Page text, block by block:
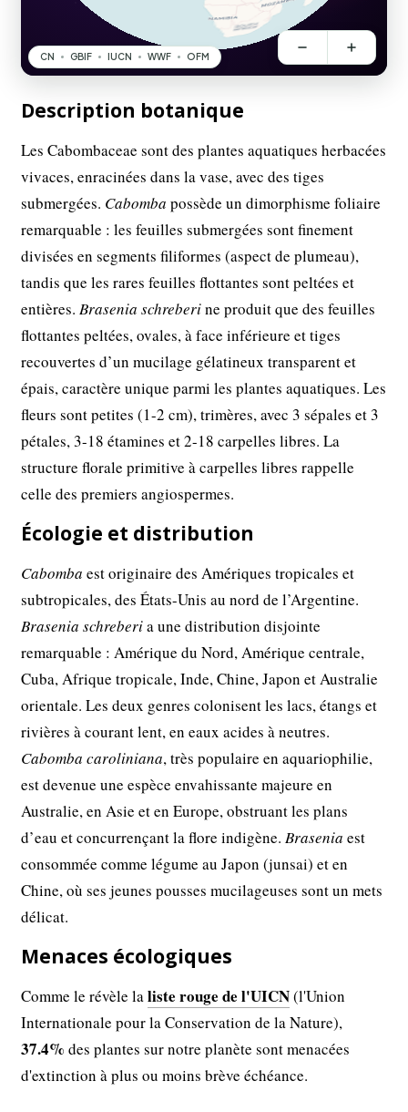
Description botanique
Les Cabombaceae sont des plantes aquatiques herbacées
vivaces, enracinées dans la vase, avec des tiges
submergées. Cabomba possède un dimorphisme foliaire
remarquable : les feuilles submergées sont finement
divisées en segments filiformes (aspect de plumeau),
tandis que les rares feuilles flottantes sont peltées et
entières.Brasenia schreberine produit que des feuilles
flottantes peltées, ovales, à face inférieure et tiges
recouvertes d’un mucilage gélatineux transparent et
épais, caractère unique parmi les plantes aquatiques. Les
fleurs sont petites (1-2 cm), trimères, avec 3 sépales et 3
pétales, 3-18 étamines et 2-18 carpelles libres. La
structure florale primitive à carpelles libres rappelle
celle des premiers angiospermes.
Écologie et distribution
Cabomba est originaire des Amériques tropicales et
subtropicales, des États-Unis au nord de l’Argentine.
Brasenia schreberia une distribution disjointe
remarquable : Amérique du Nord, Amérique centrale,
Cuba, Afrique tropicale, Inde, Chine, Japon et Australie
orientale. Les deux genres colonisent les lacs, étangs et
rivières à courant lent, en eaux acides à neutres.
Cabomba caroliniana, très populaire en aquariophilie,
est devenue une espèce envahissante majeure en
Australie, en Asie et en Europe, obstruant les plans
d’eau et concurrençant la flore indigène.Brasenia est
consommée comme légume au Japon (junsai) et en
Chine, où ses jeunes pousses mucilageuses sont un mets
délicat.
Menaces écologiques
Comme le révèle laliste rouge de l'UICN(l'Union
Internationale pour la Conservation de la Nature),
37.4% des plantes sur notre planète sont menacées
d'extinction à plus ou moins brève échéance.